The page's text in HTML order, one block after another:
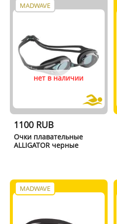
MADWAVE
нет в наличии
1100 RUB
Очки плавательные
ALLIGATOR черные
MADWAVE